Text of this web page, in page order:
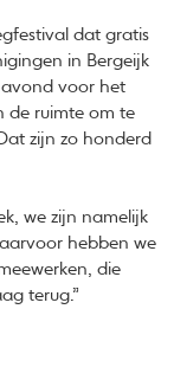
dat gratis
in Bergeijk
avond voor het
de ruimte om te
zijn zo honderd
we zijn namelijk
hebben we
die
terug.”